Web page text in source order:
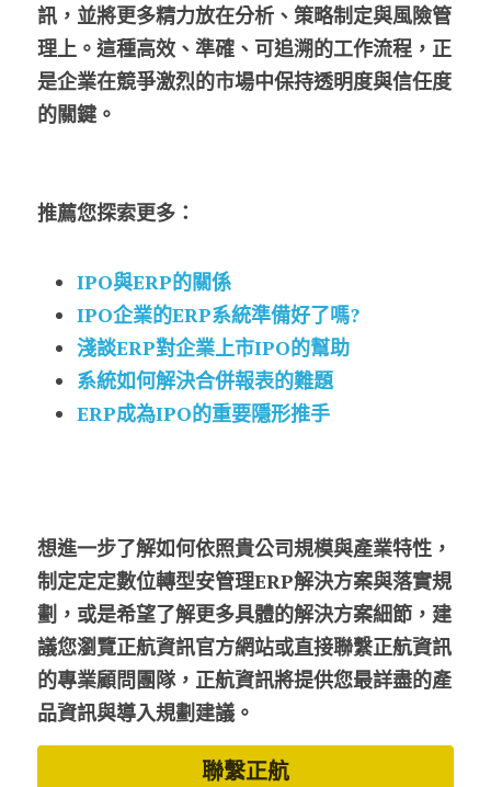
訊，並將更多精力放在分析、策略制定與風險管
理上。這種高效、準確、可追溯的工作流程，正
是企業在競爭激烈的市場中保持透明度與信任度
的關鍵。
推薦您探索更多：
IPO與ERP的關係
IPO企業的ERP系統準備好了嗎?
淺談ERP對企業上市IPO的幫助
系統如何解決合併報表的難題
ERP成為IPO的重要隱形推手
想進一步了解如何依照貴公司規模與產業特性，
制定定定數位轉型安管理ERP解決方案與落實規
劃，或是希望了解更多具體的解決方案細節，建
議您瀏覽正航資訊官方網站或直接聯繫正航資訊
的專業顧問團隊，正航資訊將提供您最詳盡的產
品資訊與導入規劃建議。
聯繫正航